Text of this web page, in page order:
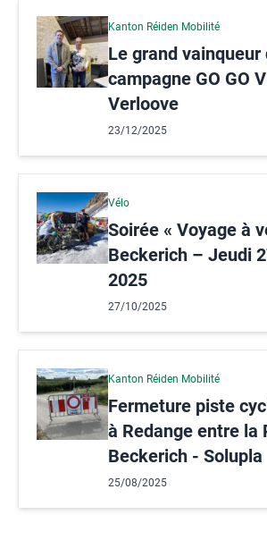
Kanton Réiden Mobilité
Le grand vainqueur
campagne GO GO
Verloove
23/12/2025
Vélo
Soirée « Voyage à
Beckerich – Jeudi
2025
27/10/2025
Kanton Réiden Mobilité
Fermeture piste
à Redange entre la
Beckerich - Solupla
25/08/2025